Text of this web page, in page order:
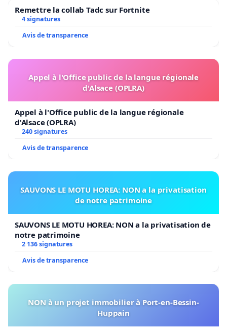
Remettre la collab Tadc sur Fortnite
4 signatures
Avis de transparence
Appel à l'Office public de la langue régionale
d'Alsace (OPLRA)
Appel à l'Office public de la langue régionale
d'Alsace (OPLRA)
240 signatures
Avis de transparence
SAUVONS LE MOTU HOREA: NON a la privatisation
de notre patrimoine
SAUVONS LE MOTU HOREA: NON a la privatisation de
notre patrimoine
2 136 signatures
Avis de transparence
NON à un projet immobilier à Port-en-Bessin-
Huppain